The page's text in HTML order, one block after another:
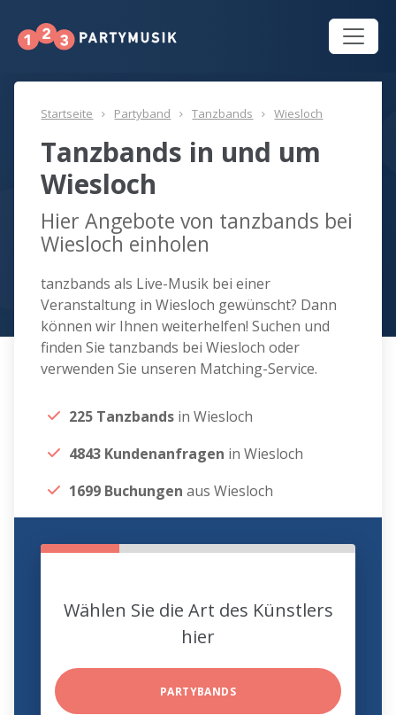
Startseite Partyband Tanzbands Wiesloch
Tanzbands in und um
Wiesloch
Hier Angebote von tanzbands bei
Wiesloch einholen
tanzbands als Live-Musik bei einer
Veranstaltung in Wiesloch gewünscht? Dann
können wir Ihnen weiterhelfen! Suchen und
finden Sie tanzbands bei Wiesloch oder
verwenden Sie unseren Matching-Service.
225 Tanzbands in Wiesloch
4843 Kundenanfragen in Wiesloch
1699 Buchungen aus Wiesloch
Wählen Sie die Art des Künstlers
hier
PARTYBANDS